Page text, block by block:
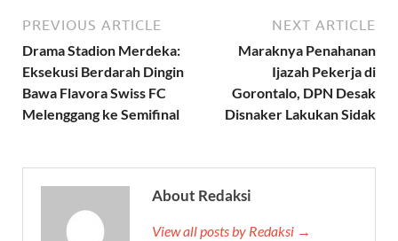
PREVIOUS ARTICLE
Drama Stadion Merdeka:
Eksekusi Berdarah Dingin
Bawa Flavora Swiss FC
Melenggang ke Semifinal
NEXT ARTICLE
Maraknya Penahanan
Ijazah Pekerja di
Gorontalo, DPN Desak
Disnaker Lakukan Sidak
About Redaksi
View all posts by Redaksi →